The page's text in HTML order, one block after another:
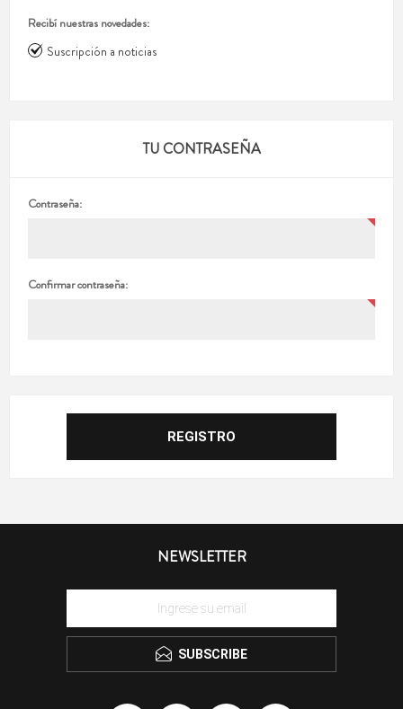
Recibí nuestras novedades:
Suscripción a noticias
TU CONTRASEÑA
Contraseña:
Confirmar contraseña:
NEWSLETTER
SUBSCRIBE